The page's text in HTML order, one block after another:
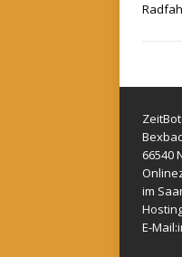
66540
im
E-Mail: